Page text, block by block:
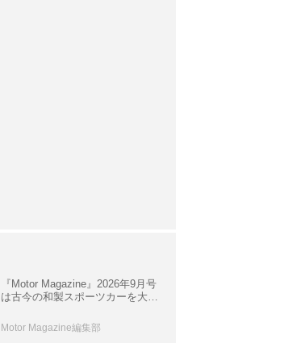
『Motor Magazine』2026年9月号
は古今の和製スポーツカーを大特
情報も満載
Motor Magazine編集部